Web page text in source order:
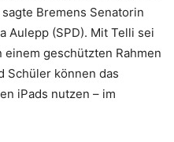
Bremens Senatorin
Aulepp (SPD). Mit Telli sei
geschützten Rahmen
Schüler können das
iPads nutzen – im